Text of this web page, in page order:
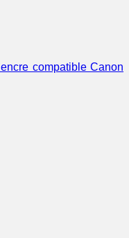
compatible Canon